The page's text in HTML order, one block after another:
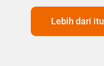
Lebih dari itu